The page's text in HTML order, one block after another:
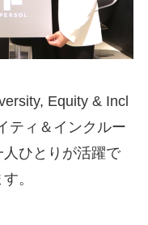
Equity & Incl
ティ＆インクルー
ひとりが活躍で
。